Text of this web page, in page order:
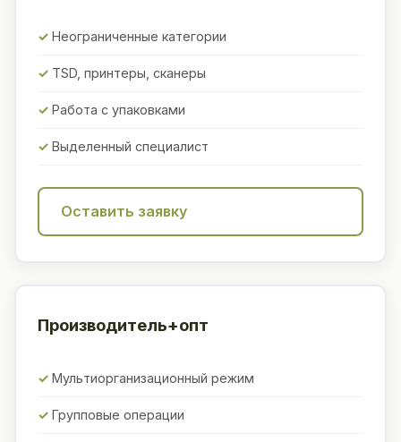
Неограниченные категории
TSD, принтеры, сканеры
Работа с упаковками
Выделенный специалист
Оставить заявку
Производитель+опт
Мультиорганизационный режим
Групповые операции